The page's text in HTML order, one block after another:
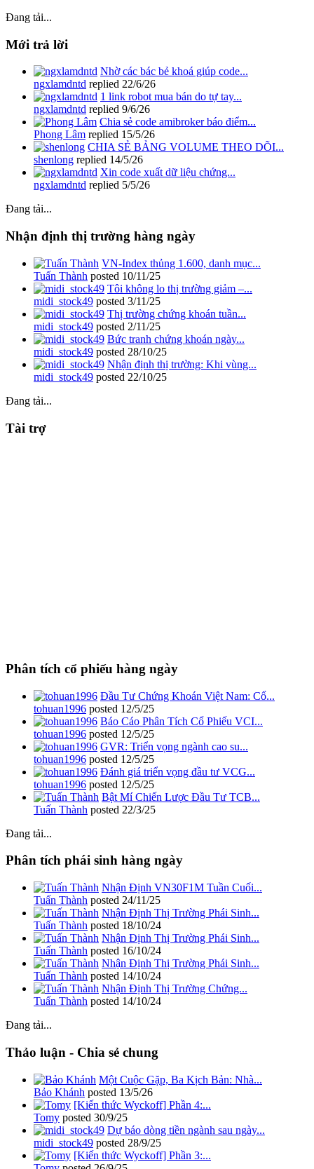
Đang tải...
Mới trả lời
Nhờ các bác bẻ khoá giúp code...
ngxlamdntd replied 22/6/26
1 link robot mua bán do tự tay...
ngxlamdntd replied 9/6/26
Chia sẻ code amibroker báo điểm...
Phong Lâm replied 15/5/26
CHIA SẺ BẢNG VOLUME THEO DÕI...
shenlong replied 14/5/26
Xin code xuất dữ liệu chứng...
ngxlamdntd replied 5/5/26
Đang tải...
Nhận định thị trường hàng ngày
VN-Index thủng 1.600, danh mục...
Tuấn Thành posted 10/11/25
Tôi không lo thị trường giảm –...
midi_stock49 posted 3/11/25
Thị trường chứng khoán tuần...
midi_stock49 posted 2/11/25
Bức tranh chứng khoán ngày...
midi_stock49 posted 28/10/25
Nhận định thị trường: Khi vùng...
midi_stock49 posted 22/10/25
Đang tải...
Tài trợ
Phân tích cổ phiếu hàng ngày
Đầu Tư Chứng Khoán Việt Nam: Cổ...
tohuan1996 posted 12/5/25
Báo Cáo Phân Tích Cổ Phiếu VCI...
tohuan1996 posted 12/5/25
GVR: Triển vọng ngành cao su...
tohuan1996 posted 12/5/25
Đánh giá triển vọng đầu tư VCG...
tohuan1996 posted 12/5/25
Bật Mí Chiến Lược Đầu Tư TCB...
Tuấn Thành posted 22/3/25
Đang tải...
Phân tích phái sinh hàng ngày
Nhận Định VN30F1M Tuần Cuối...
Tuấn Thành posted 24/11/25
Nhận Định Thị Trường Phái Sinh...
Tuấn Thành posted 18/10/24
Nhận Định Thị Trường Phái Sinh...
Tuấn Thành posted 16/10/24
Nhận Định Thị Trường Phái Sinh...
Tuấn Thành posted 14/10/24
Nhận Định Thị Trường Chứng...
Tuấn Thành posted 14/10/24
Đang tải...
Thảo luận - Chia sẻ chung
Một Cuộc Gặp, Ba Kịch Bản: Nhà...
Bảo Khánh posted 13/5/26
[Kiến thức Wyckoff] Phần 4:...
Tomy posted 30/9/25
Dự báo dòng tiền ngành sau ngày...
midi_stock49 posted 28/9/25
[Kiến thức Wyckoff] Phần 3:...